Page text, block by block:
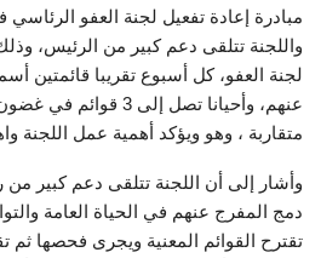
مبادرة إعادة تفعيل لجنة العفو
واللجنة تتلقى دعم كبير من الرئيس،
لجنة العفو، كل أسبوع تقريبا قائمتين
عنهم، وأحيانا تصل إلى
متقاربة ، وهو ويؤكد أهمية عمل اللجنة
وأشار إلى أن اللجنة تتلقى دعم كبير
دمج المفرج عنهم في الحياة العامة
تقترح القوائم المعنية ويجرى فحصها